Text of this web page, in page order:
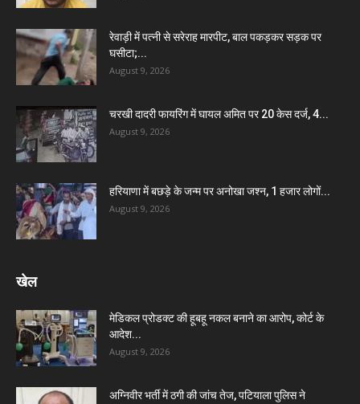
रेवाड़ी में पत्नी से सरेराह मारपीट, बाल पकड़कर सड़क पर
घसीटा;...
August 9, 2026
चरखी दादरी फायरिंग में घायल अमित पर 20 केस दर्ज, 4...
August 9, 2026
हरियाणा में बछड़े के जन्म पर अनोखा जश्न, 1 हजार लोगों...
August 9, 2026
खेल
मेडिकल प्रोडक्ट की हूबहू नकल बनाने का आरोप, कोर्ट के
आदेश...
August 9, 2026
अग्निवीर भर्ती में ठगी की जांच तेज, पटियाला पुलिस ने